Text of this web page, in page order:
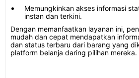
Memungkinkan akses informasi
instan dan terkini.
Dengan memanfaatkan layanan ini,
mudah dan cepat mendapatkan
dan status terbaru dari barang yang
platform belanja daring pilihan mereka.